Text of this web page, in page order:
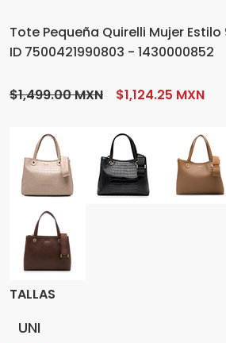
Tote Pequeña Quirelli Mujer
ID 7500421990803 - 1430000852
$1,499.00 MXN $1,124.25 MXN
TALLAS
UNI